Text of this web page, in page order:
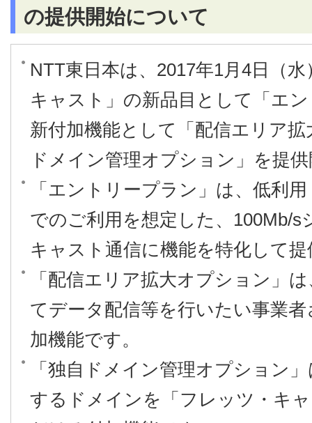
の提供開始について
NTT東日本は、2017年1月4日（
キャスト」の新品目として「エ
新付加機能として「配信エリア
ドメイン管理オプション」を提
「エントリープラン」は、低利
でのご利用を想定した、100Mb/
キャスト通信に機能を特化して
「配信エリア拡大オプション」
てデータ配信等を行いたい事業
加機能です。
「独自ドメイン管理オプション
するドメインを「フレッツ・キ